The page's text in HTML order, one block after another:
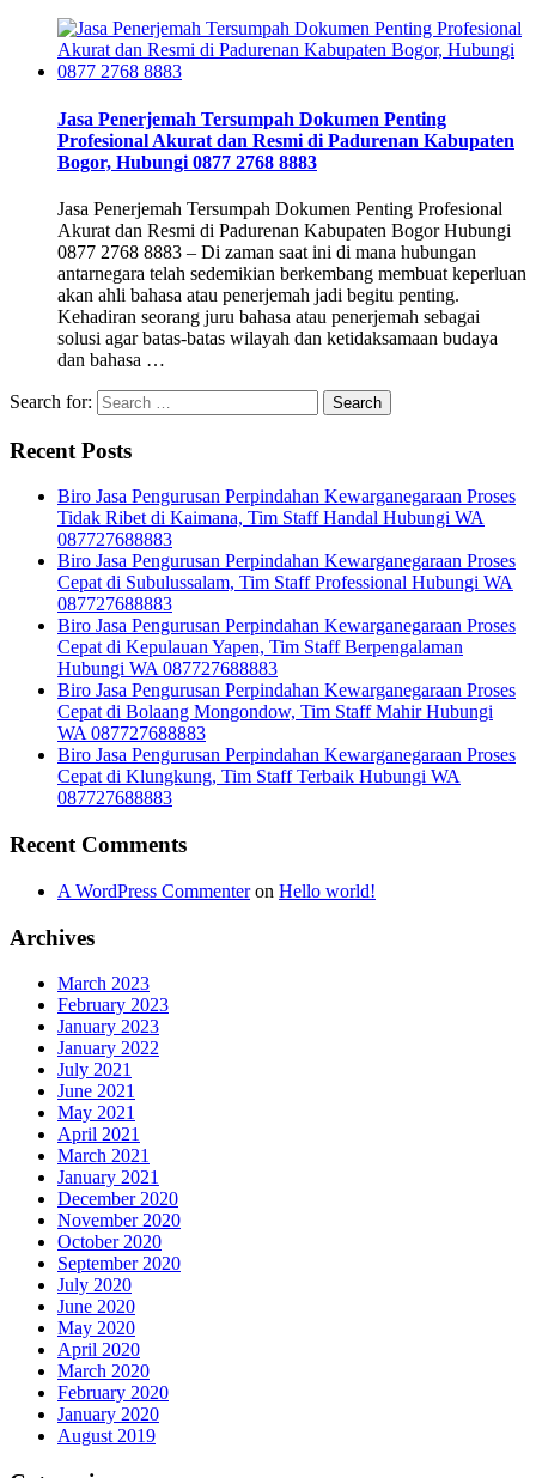
Jasa Penerjemah Tersumpah Dokumen Penting
Profesional Akurat dan Resmi di Padurenan Kabupaten
Bogor, Hubungi 0877 2768 8883
Jasa Penerjemah Tersumpah Dokumen Penting Profesional
Akurat dan Resmi di Padurenan Kabupaten Bogor Hubungi
0877 2768 8883 – Di zaman saat ini di mana hubungan
antarnegara telah sedemikian berkembang membuat keperluan
akan ahli bahasa atau penerjemah jadi begitu penting.
Kehadiran seorang juru bahasa atau penerjemah sebagai
solusi agar batas-batas wilayah dan ketidaksamaan budaya
dan bahasa …
Search for:
Recent Posts
Biro Jasa Pengurusan Perpindahan Kewarganegaraan Proses
Tidak Ribet di Kaimana, Tim Staff Handal Hubungi WA
087727688883
Biro Jasa Pengurusan Perpindahan Kewarganegaraan Proses
Cepat di Subulussalam, Tim Staff Professional Hubungi WA
087727688883
Biro Jasa Pengurusan Perpindahan Kewarganegaraan Proses
Cepat di Kepulauan Yapen, Tim Staff Berpengalaman
Hubungi WA 087727688883
Biro Jasa Pengurusan Perpindahan Kewarganegaraan Proses
Cepat di Bolaang Mongondow, Tim Staff Mahir Hubungi
WA 087727688883
Biro Jasa Pengurusan Perpindahan Kewarganegaraan Proses
Cepat di Klungkung, Tim Staff Terbaik Hubungi WA
087727688883
Recent Comments
A WordPress Commenteron Hello world!
Archives
March 2023
February 2023
January 2023
January 2022
July 2021
June 2021
May 2021
April 2021
March 2021
January 2021
December 2020
November 2020
October 2020
September 2020
July 2020
June 2020
May 2020
April 2020
March 2020
February 2020
January 2020
August 2019